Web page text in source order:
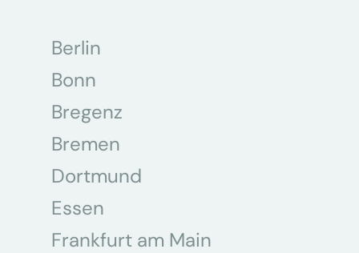
Berlin
Bonn
Bregenz
Bremen
Dortmund
Essen
Frankfurt am Main